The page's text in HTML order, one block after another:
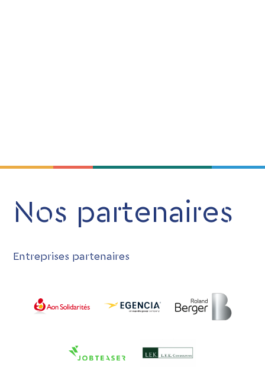
Nos partenaires
Entreprises partenaires